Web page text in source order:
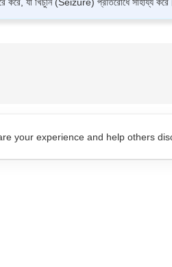
দিনে দুইবার, খাবারসহ বা খাবার ছাড়া খাওয়া
your experience and help others